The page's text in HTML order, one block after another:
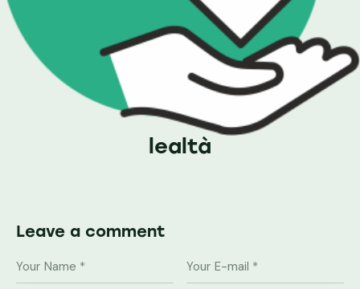
lealtà
Leave a comment